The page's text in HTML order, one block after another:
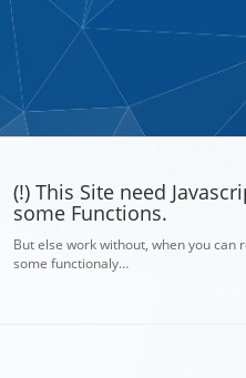
(!) This Site need
some Functions.
But else work without, when you can
some functionaly…